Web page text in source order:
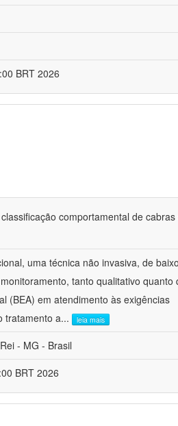
BRT 2026
comportamental de cabras
uma técnica não invasiva, de
tanto qualitativo quanto
(BEA) em atendimento às exigências
tratamento a... leia mais
- MG - Brasil
BRT 2026